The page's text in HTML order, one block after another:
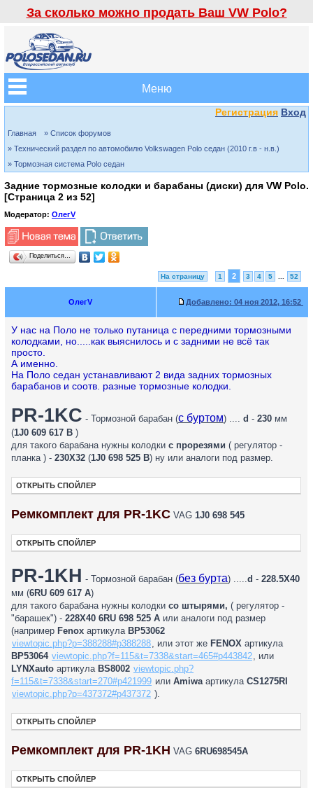
За сколько можно продать Ваш VW Polo?
Меню
Регистрация Вход
Главная
» Список форумов
» Технический раздел по автомобилю Volkswagen Polo седан (2010 г.в - н.в.)
» Тормозная система Polo седан
Задние тормозные колодки и барабаны (диски) для VW Polo.
[Страница 2 из 52]
Модератор: ОлегV
Поделиться…
На страницу 1 2 3 4 5 52
ОлегV Добавлено: 04 ноя 2012, 16:52
У нас на Поло не только путаница с передними тормозными
колодками, но.....как выяснилось и с задними не всё так
просто.
А именно.
На Поло седан устанавливают 2 вида задних тормозных
барабанов и соотв. разные тормозные колодки.
PR-1KC - Тормозной барабан (с буртом) .... d - 230 мм
(1J0 609 617 B )
для такого барабана нужны колодки с прорезями ( регулятор -
планка ) - 230X32 (1J0 698 525 B) ну или аналоги под размер.
ОТКРЫТЬ СПОЙЛЕР
Ремкомплект для PR-1KC VAG 1J0 698 545
ОТКРЫТЬ СПОЙЛЕР
PR-1KH - Тормозной барабан (без бурта) .....d - 228.5X40
мм (6RU 609 617 A)
для такого барабана нужны колодки со штырями, ( регулятор -
"барашек") - 228X40 6RU 698 525 A или аналоги под размер
(например Fenox артикула BP53062
viewtopic.php?p=388288#p388288, или этот же FENOX артикула
BP53064 viewtopic.php?f=115&t=7338&start=465#p443842, или
LYNXauto артикула BS8002 viewtopic.php?
f=115&t=7338&start=270#p421999 или Amiwaартикула CS1275RI
viewtopic.php?p=437372#p437372 ).
ОТКРЫТЬ СПОЙЛЕР
Ремкомплект для PR-1KН VAG 6RU698545A
ОТКРЫТЬ СПОЙЛЕР